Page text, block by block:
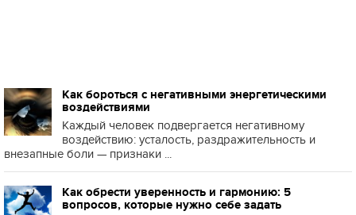
Как бороться с негативными энергетическими
воздействиями
Каждый человек подвергается негативному
воздействию: усталость, раздражительность и
внезапные боли — признаки ...
Как обрести уверенность и гармонию: 5
вопросов, которые нужно себе задать